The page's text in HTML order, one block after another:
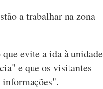
a trabalhar na zona
evite a ida à unidade
e que os visitantes
informações".